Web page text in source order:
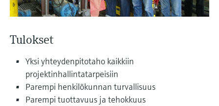
Device Viewer
dokumentaatio.
Varaosahaku
Löydä varaosat tuotteen juuren, tilauskoodin
tai sarjanumeron perusteella.
Mikroaaltomittaus
Memosens technology
Näytä kaikki
päätöksentekoa tukevan prosessin
Tulokset
Yksi yhteydenpitotaho kaikkiin
projektinhallintatarpeisiin
Parempi henkilökunnan turvallisuus
Parempi tuottavuus ja tehokkuus